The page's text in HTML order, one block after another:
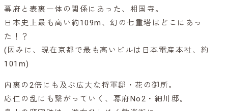
幕府と表裏一体の関係にあった、相国寺。
日本史上最も高い約109m、幻の七重塔はどこにあっ
た！？
(因みに、現在京都で最も高いビルは日本電産本社、約
101m)
内裏の2倍にも及ぶ広大な将軍邸・花の御所。
応仁の乱にも繋がっていく、幕府No2・細川邸。